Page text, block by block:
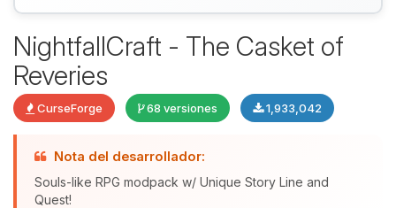
NightfallCraft - The Casket of
Reveries
CurseForge 68 versiones 1,933,042
Nota del desarrollador:
Souls-like RPG modpack w/ Unique Story Line and
Quest!